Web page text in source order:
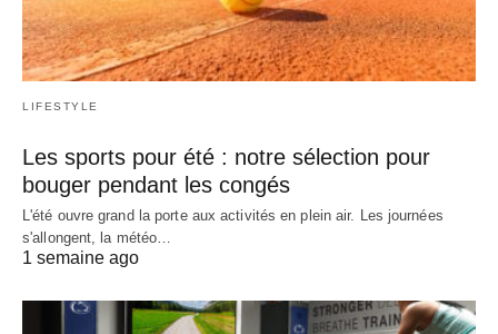
LIFESTYLE
Les sports pour été : notre sélection pour
bouger pendant les congés
L'été ouvre grand la porte aux activités en plein air. Les journées
s'allongent, la météo…
1 semaine ago